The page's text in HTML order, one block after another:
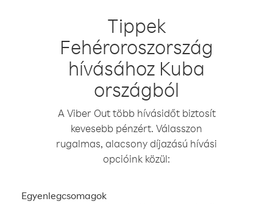
Tippek
Fehéroroszország
hívásához Kuba
országból
A Viber Out több hívásidőt biztosít
kevesebb pénzért. Válasszon
rugalmas, alacsony díjazású hívási
opcióink közül:
Egyenlegcsomagok